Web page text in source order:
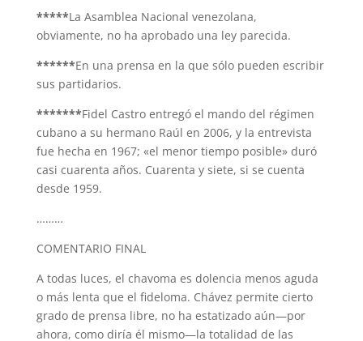
*****La Asamblea Nacional venezolana,
obviamente, no ha aprobado una ley parecida.
******En una prensa en la que sólo pueden escribir
sus partidarios.
*******Fidel Castro entregó el mando del régimen
cubano a su hermano Raúl en 2006, y la entrevista
fue hecha en 1967; «el menor tiempo posible» duró
casi cuarenta años. Cuarenta y siete, si se cuenta
desde 1959.
………
COMENTARIO FINAL
A todas luces, el chavoma es dolencia menos aguda
o más lenta que el fideloma. Chávez permite cierto
grado de prensa libre, no ha estatizado aún—por
ahora, como diría él mismo—la totalidad de las